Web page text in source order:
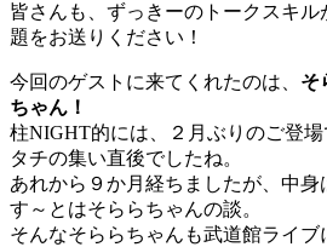
皆さんも、ずっきーのトークスキ
題をお送りください！
今回のゲストに来てくれたのは、 そ
ちゃん！
柱NIGHT的には、２月ぶりのご登
タチの集い直後でしたね。
あれから９か月経ちましたが、中
す～とはそららちゃんの談。
そんなそららちゃんも武道館ライ